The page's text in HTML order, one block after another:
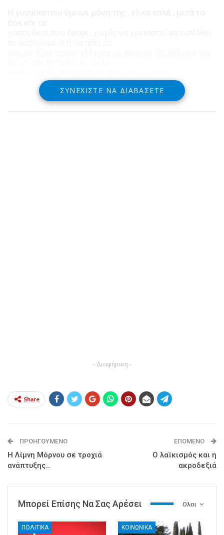
Η γυναίκα που έμεινε μόνη της , είναι καλά , μετά το
ομολογήσει αν υπήρχαν χρήματα .
ΣΥΝΕΧΊΣΤΕ ΝΑ ΔΙΑΒΆΣΕΤΕ
- Διαφήμιση -
Share
ΠΡΟΗΓΟΎΜΕΝΟ
Η Λίμνη Μόρνου σε τροχιά
ανάπτυξης…
ΕΠΌΜΕΝΟ
Ο λαϊκισμός και η
ακροδεξιά
Ολοι
Μπορεί Επίσης Να Σας Αρέσει
ΠΟΛΙΤΙΚΑ ΚΟΙΝΩΝΙΚΑ